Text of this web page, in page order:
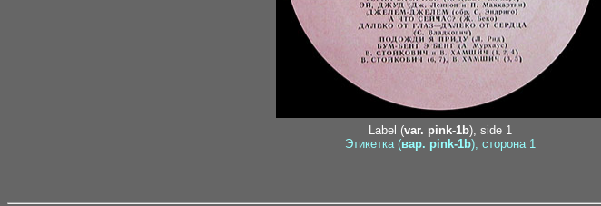
Label (var. pink-1b), side 1
Этикетка (вар. pink-1b), сторона 1